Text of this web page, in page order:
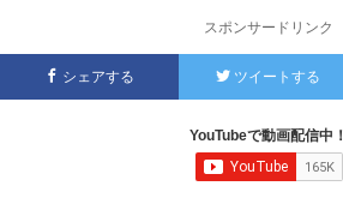
スポンサードリンク
シェアする ツイートする
YouTubeで動画配信中！